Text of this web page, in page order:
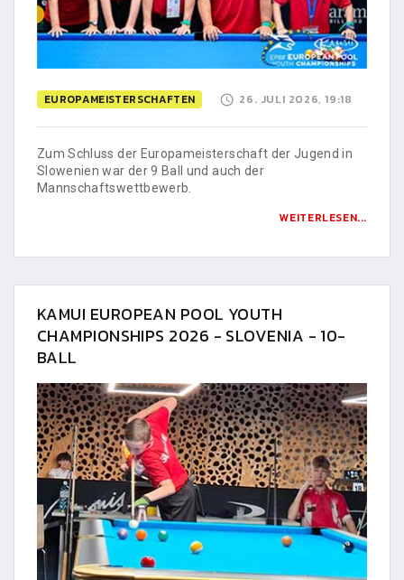
EUROPAMEISTERSCHAFTEN 26. JULI 2026, 19:18
Zum Schluss der Europameisterschaft der Jugend in
Slowenien war der 9 Ball und auch der
Mannschaftswettbewerb.
WEITERLESEN...
KAMUI EUROPEAN POOL YOUTH
CHAMPIONSHIPS 2026 - SLOVENIA - 10-
BALL